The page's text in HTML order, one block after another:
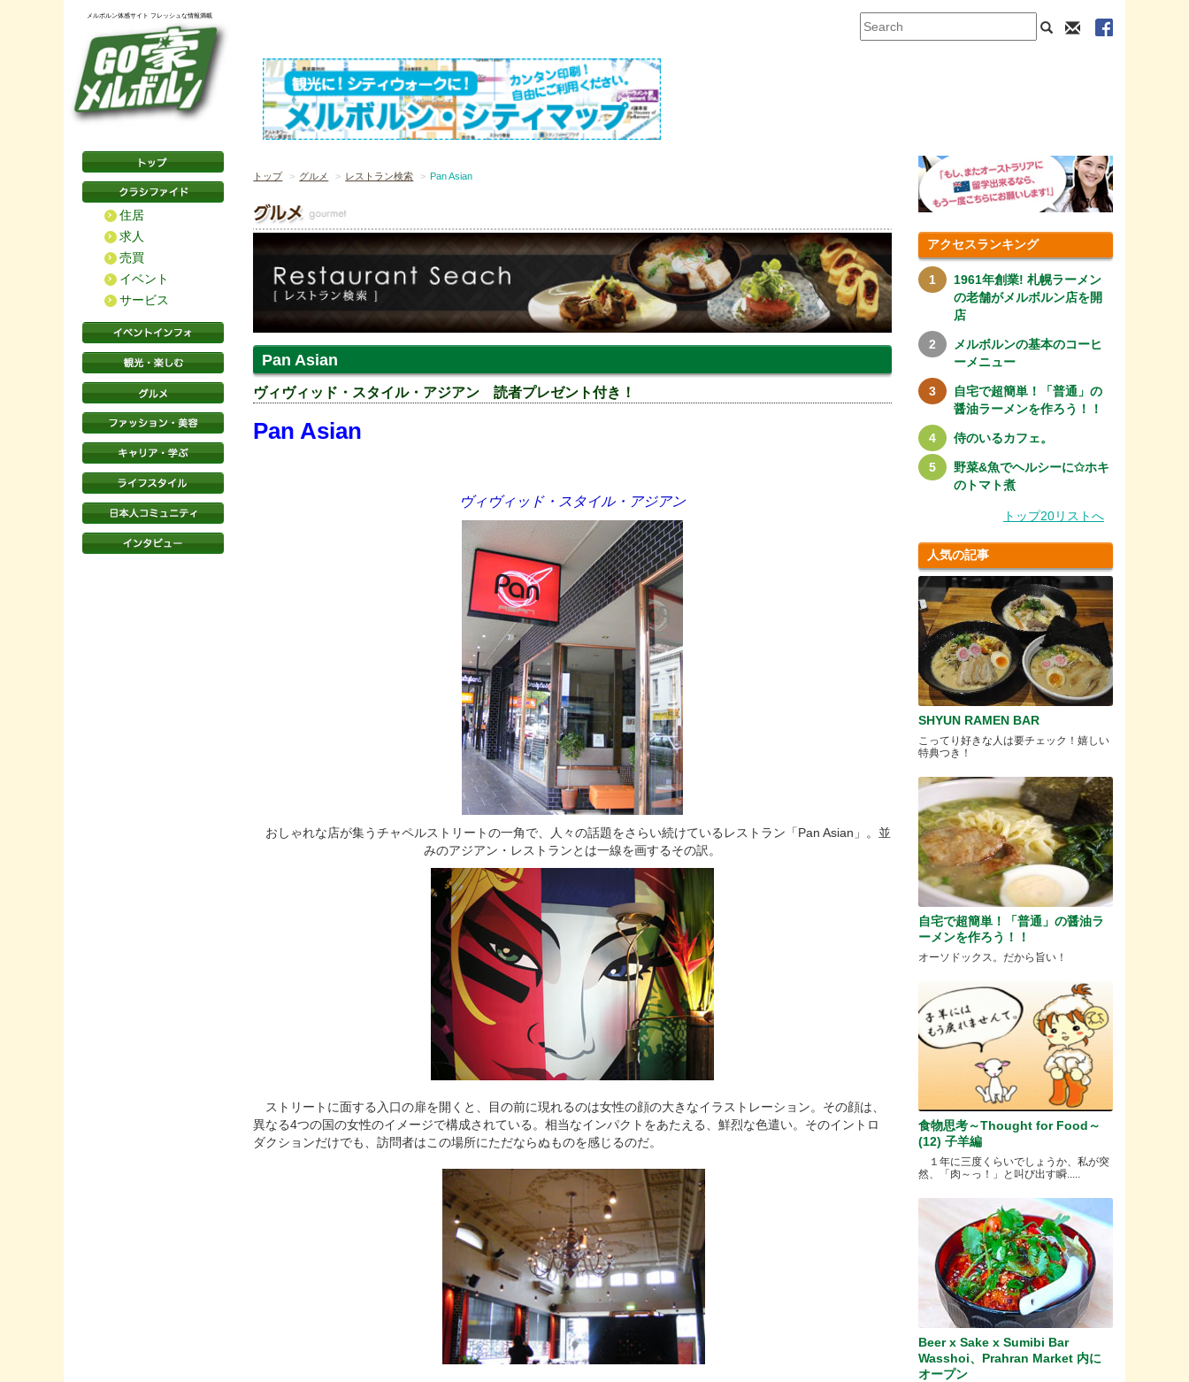
メルボルン体感サイト フレッシュな情報満載
住居
求人
売買
イベント
サービス
トップ グルメ レストラン検索 Pan Asian
Pan Asian
ヴィヴィッド・スタイル・アジアン 読者プレゼント付き！
Pan Asian
ヴィヴィッド・スタイル・アジアン
おしゃれな店が集うチャペルストリートの一角で、人々の話題をさらい続けているレストラン「Pan Asian」。並
みのアジアン・レストランとは一線を画するその訳。
ストリートに面する入口の扉を開くと、目の前に現れるのは女性の顔の大きなイラストレーション。その顔は、
異なる4つの国の女性のイメージで構成されている。相当なインパクトをあたえる、鮮烈な色遣い。そのイントロ
ダクションだけでも、訪問者はこの場所にただならぬものを感じるのだ。
アクセスランキング
1961年創業! 札幌ラーメン
の老舗がメルボルン店を開
店
メルボルンの基本のコーヒ
ーメニュー
自宅で超簡単！「普通」の
醤油ラーメンを作ろう！！
侍のいるカフェ。
野菜&魚でヘルシーに✩ホキ
のトマト煮
トップ20リストへ
人気の記事
SHYUN RAMEN BAR
こってり好きな人は要チェック！嬉しい
特典つき！
自宅で超簡単！「普通」の醤油ラ
ーメンを作ろう！！
オーソドックス。だから旨い！
食物思考～Thought for Food～
(12) 子羊編
１年に三度くらいでしょうか、私が突
然、「肉～っ！」と叫び出す瞬.....
Beer x Sake x Sumibi Bar
Wasshoi、Prahran Market 内に
オープン